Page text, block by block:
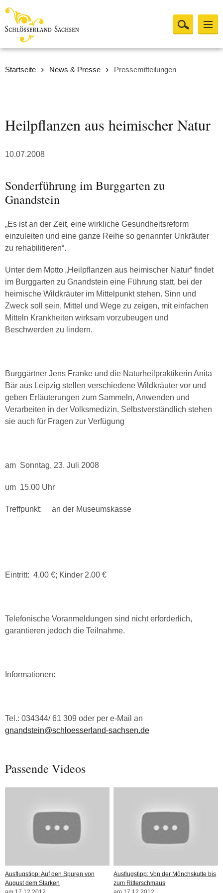
Startseite News & Presse Pressemitteilungen
Heilpflanzen aus heimischer Natur
10.07.2008
Sonderführung im Burggarten zu
Gnandstein
„Es ist an der Zeit, eine wirkliche Gesundheitsreform
einzuleiten und eine ganze Reihe so genannter Unkräuter
zu rehabilitieren“.
Unter dem Motto „Heilpflanzen aus heimischer Natur“ findet
im Burggarten zu Gnandstein eine Führung statt, bei der
heimische Wildkräuter im Mittelpunkt stehen. Sinn und
Zweck soll sein, Mittel und Wege zu zeigen, mit einfachen
Mitteln Krankheiten wirksam vorzubeugen und
Beschwerden zu lindern.
Burggärtner Jens Franke und die Naturheilpraktikerin Anita
Bär aus Leipzig stellen verschiedene Wildkräuter vor und
geben Erläuterungen zum Sammeln, Anwenden und
Verarbeiten in der Volksmedizin. Selbstverständlich stehen
sie auch für Fragen zur Verfügung
am Sonntag, 23. Juli 2008
um 15.00 Uhr
Treffpunkt: an der Museumskasse
Eintritt: 4.00 €; Kinder 2.00 €
Telefonische Voranmeldungen sind nicht erforderlich,
garantieren jedoch die Teilnahme.
Informationen:
Tel.: 034344/ 61 309 oder per e-Mail an
gnandstein@schloesserland-sachsen.de
Passende Videos
Ausflugstipp: Auf den Spuren von
August dem Starken
Ausflugstipp: Von der Mönchskutte bis
zum Ritterschmaus